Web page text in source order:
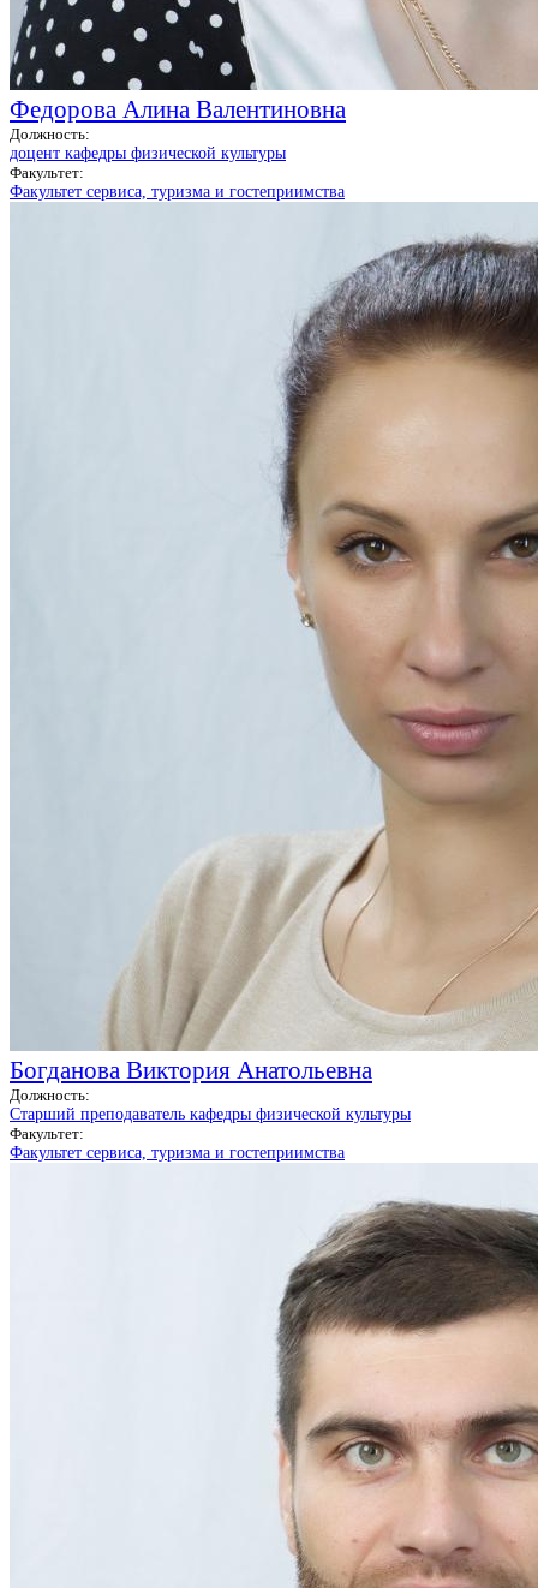
Федорова Алина Валентиновна
Должность:
доцент кафедры физической культуры
Факультет:
Факультет сервиса, туризма и гостеприимства
Богданова Виктория Анатольевна
Должность:
Старший преподаватель кафедры физической культуры
Факультет:
Факультет сервиса, туризма и гостеприимства